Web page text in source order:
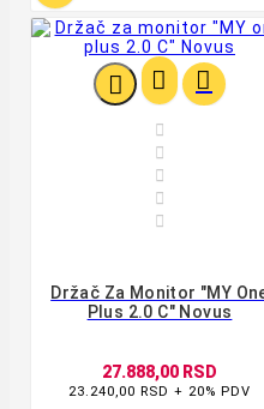
  





Držač Za Monitor "MY
Plus 2.0 C" Novus
27.888,00 RSD
23.240,00 RSD + 20% PDV